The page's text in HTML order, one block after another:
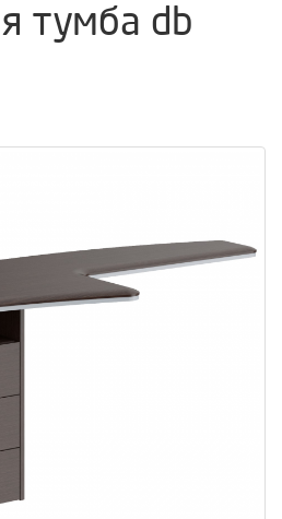
тумба db